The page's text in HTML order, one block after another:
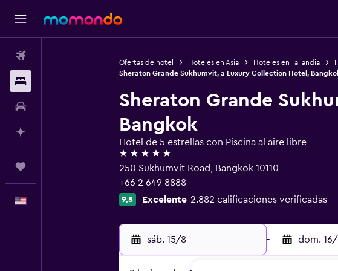
Ofertas de hotel Hoteles en Asia Hoteles en Tailandia
Sheraton Grande Sukhumvit, a Luxury Collection Hotel,
Sheraton Grande
Bangkok
Hotel de 5 estrellas con Piscina al aire libre
5 estrellas
250 Sukhumvit Road, Bangkok 10110
+66 2 649 8888
9,5 Excelente 2.882 calificaciones verificadas
sáb. 15/8 - dom.